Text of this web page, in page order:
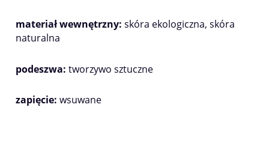
materiał wewnętrzny: skóra ekologiczna, skóra
naturalna
podeszwa: tworzywo sztuczne
zapięcie: wsuwane